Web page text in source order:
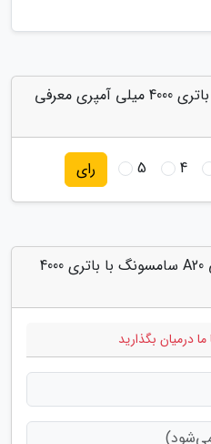
به "گلکسی A20 سامسونگ با باتری 4000 میلی آمپری معرفی
4
5 رای
دیدگاه های مرتبط با "گلکسی A20 سامسونگ با باتری 4000
درمیان بگذارید